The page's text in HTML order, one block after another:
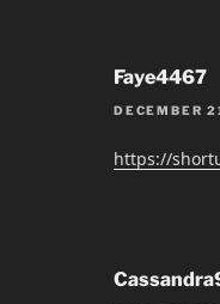
Faye4467
DECEMBER
https://